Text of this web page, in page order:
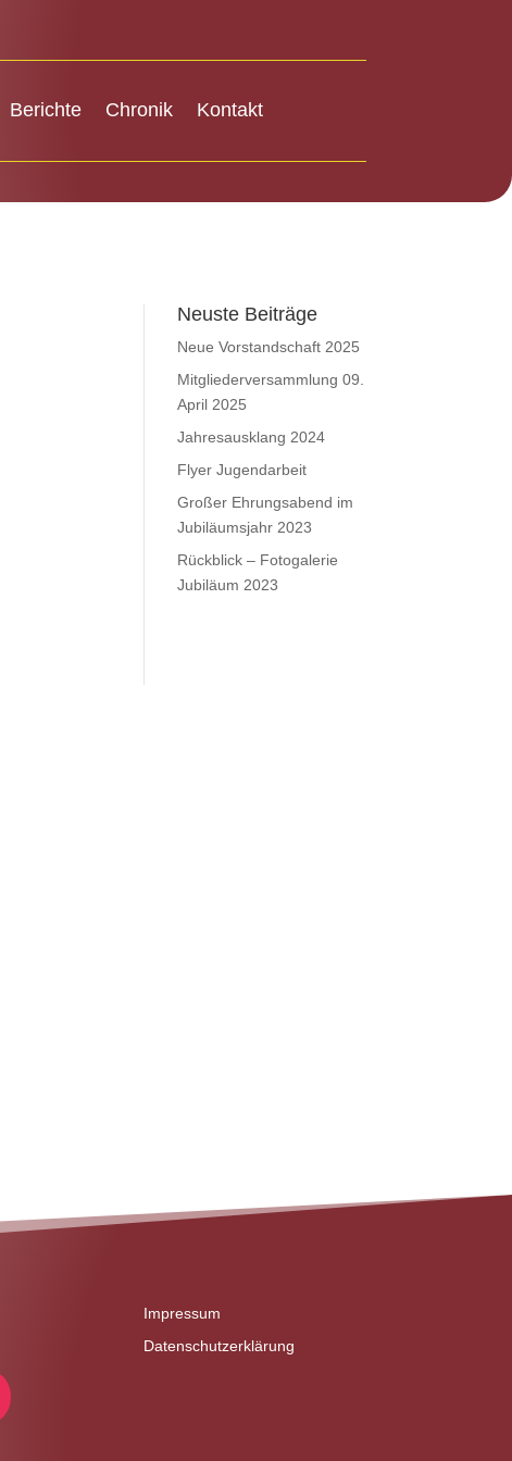
Berichte Chronik Kontakt
Neuste Beiträge
Neue Vorstandschaft 2025
Mitgliederversammlung 09.
April 2025
Jahresausklang 2024
Flyer Jugendarbeit
Großer Ehrungsabend im
Jubiläumsjahr 2023
Rückblick – Fotogalerie
Jubiläum 2023
Impressum
Datenschutzerklärung